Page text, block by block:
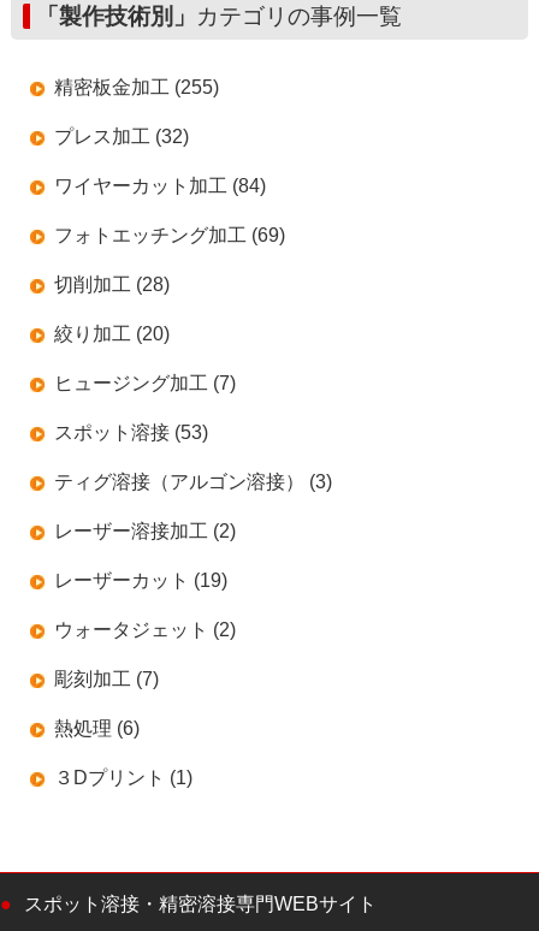
「製作技術別」 カテゴリの事例一覧
精密板金加工 (255)
プレス加工 (32)
ワイヤーカット加工 (84)
フォトエッチング加工 (69)
切削加工 (28)
絞り加工 (20)
ヒュージング加工 (7)
スポット溶接 (53)
ティグ溶接（アルゴン溶接） (3)
レーザー溶接加工 (2)
レーザーカット (19)
ウォータジェット (2)
彫刻加工 (7)
熱処理 (6)
３Dプリント (1)
スポット溶接・精密溶接専門WEBサイト